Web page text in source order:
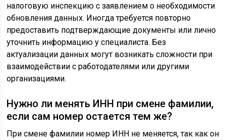
налоговую инспекцию с заявлением о необходимости
обновления данных. Иногда требуется повторно
предоставить подтверждающие документы или лично
уточнить информацию у специалиста. Без
актуализации данных могут возникать сложности при
взаимодействии с работодателями или другими
организациями.
Нужно ли менять ИНН при смене фамилии,
если сам номер остается тем же?
При смене фамилии номер ИНН не меняется, так как он